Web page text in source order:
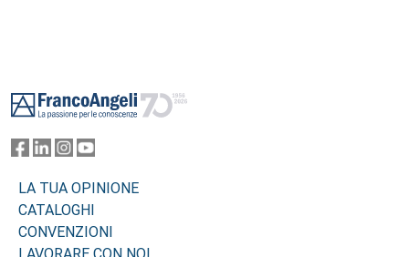
LA TUA OPINIONE
CATALOGHI
CONVENZIONI